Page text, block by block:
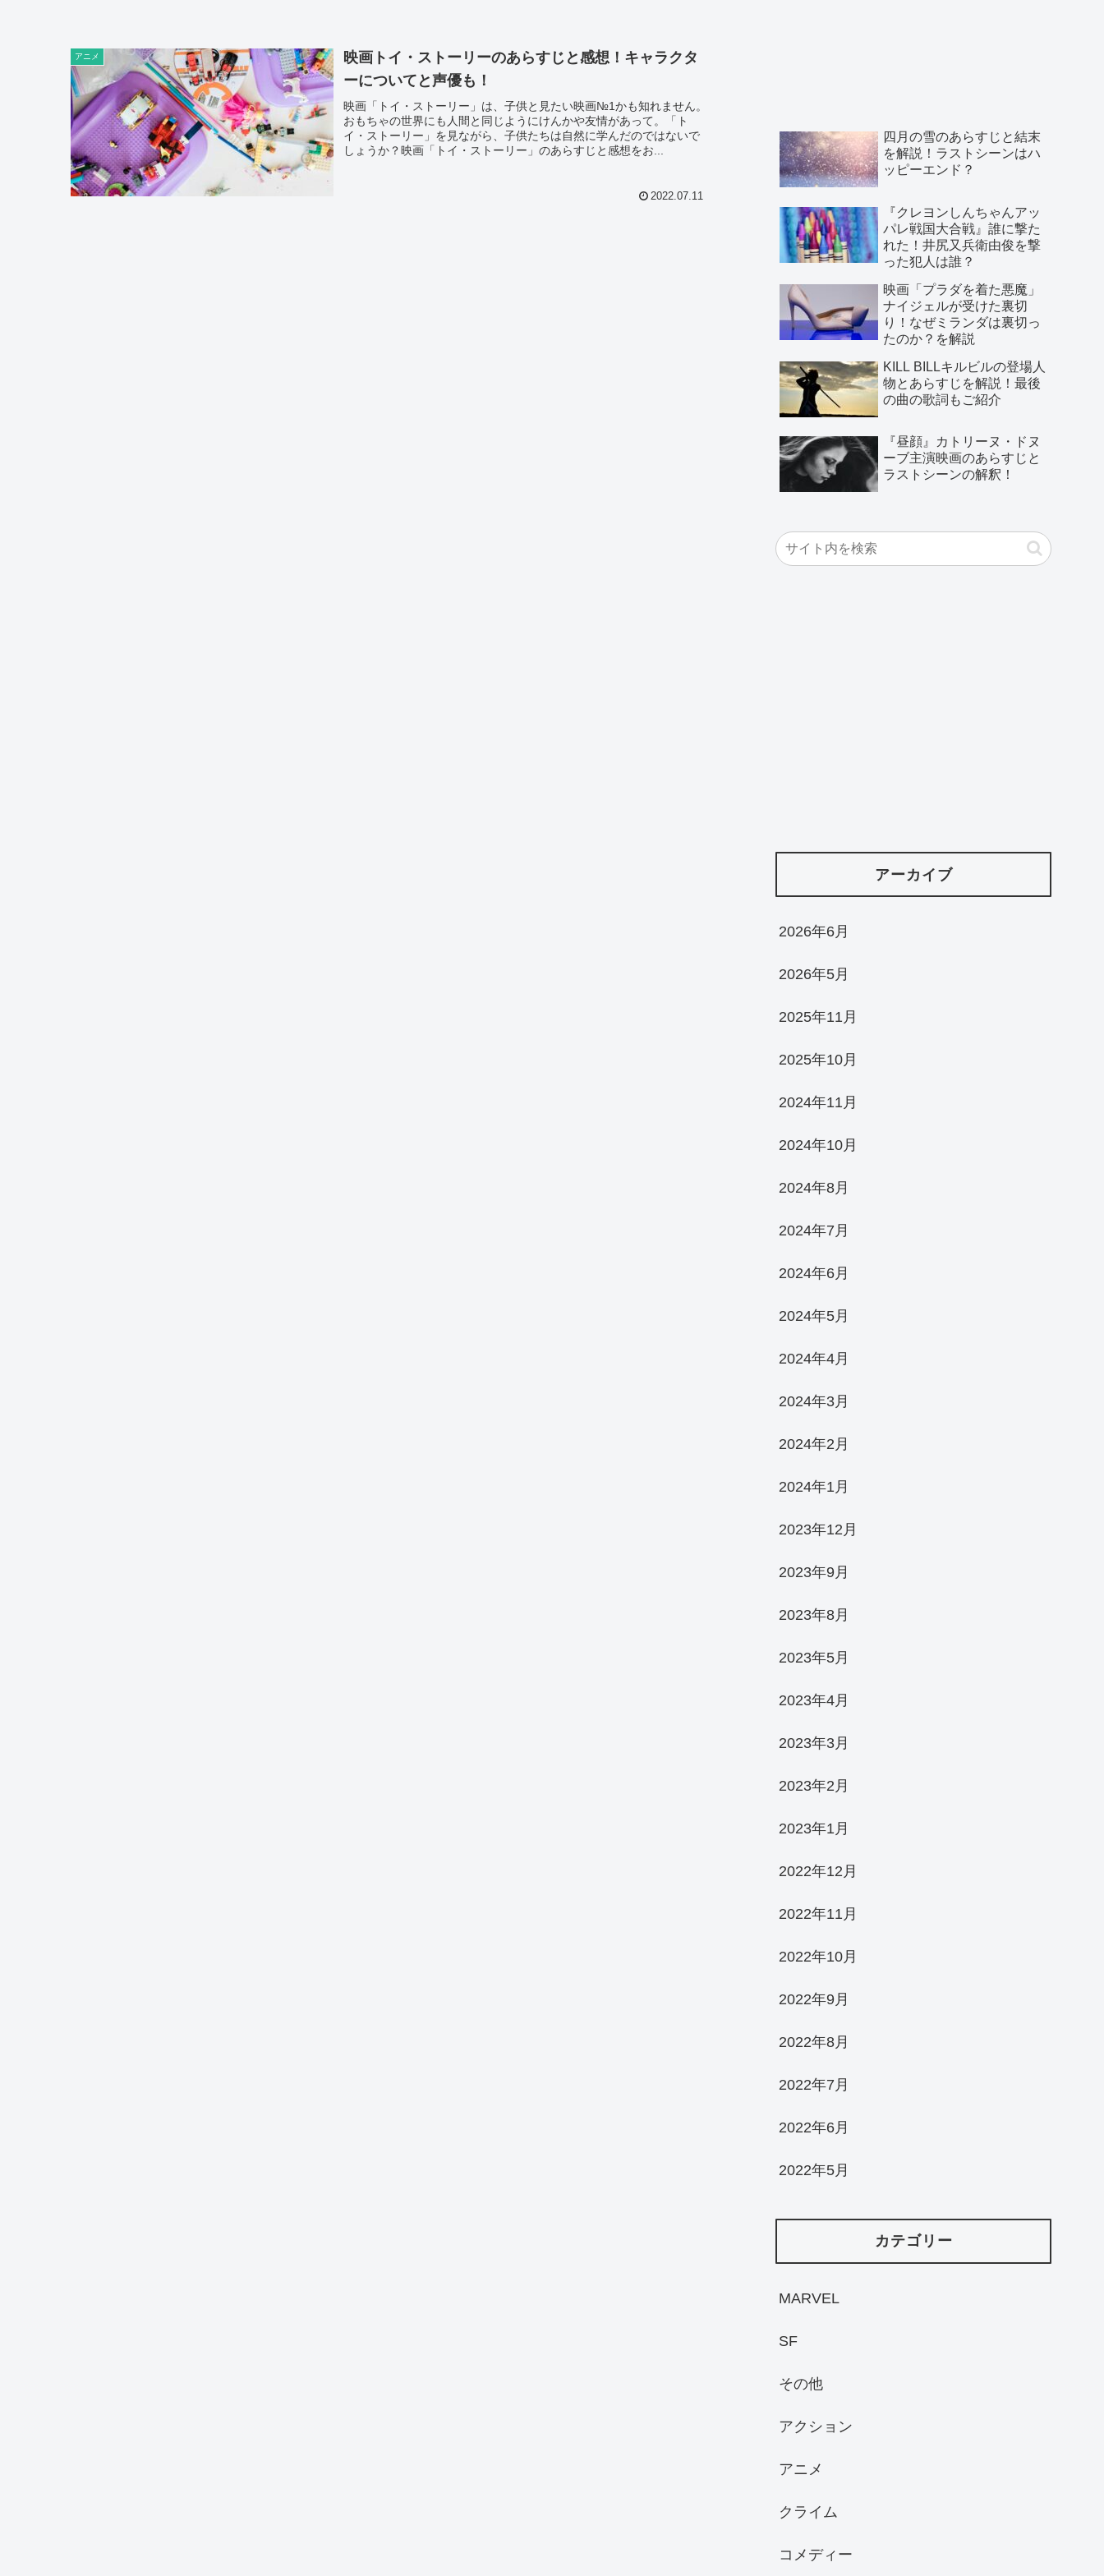
アニメ
映画トイ・ストーリーのあらすじと感想！キャラクタ
ーについてと声優も！
映画「トイ・ストーリー」は、子供と見たい映画№1かも知れません。
おもちゃの世界にも人間と同じようにけんかや友情があって。「ト
イ・ストーリー」を見ながら、子供たちは自然に学んだのではないで
しょうか？映画「トイ・ストーリー」のあらすじと感想をお...
2022.07.11
四月の雪のあらすじと結末
を解説！ラストシーンはハ
ッピーエンド？
『クレヨンしんちゃんアッ
パレ戦国大合戦』誰に撃た
れた！井尻又兵衛由俊を撃
った犯人は誰？
映画「プラダを着た悪魔」
ナイジェルが受けた裏切
り！なぜミランダは裏切っ
たのか？を解説
KILL BILLキルビルの登場人
物とあらすじを解説！最後
の曲の歌詞もご紹介
『昼顔』カトリーヌ・ドヌ
ーブ主演映画のあらすじと
ラストシーンの解釈！
アーカイブ
2026年6月
2026年5月
2025年11月
2025年10月
2024年11月
2024年10月
2024年8月
2024年7月
2024年6月
2024年5月
2024年4月
2024年3月
2024年2月
2024年1月
2023年12月
2023年9月
2023年8月
2023年5月
2023年4月
2023年3月
2023年2月
2023年1月
2022年12月
2022年11月
2022年10月
2022年9月
2022年8月
2022年7月
2022年6月
2022年5月
カテゴリー
MARVEL
SF
その他
アクション
アニメ
クライム
コメディー